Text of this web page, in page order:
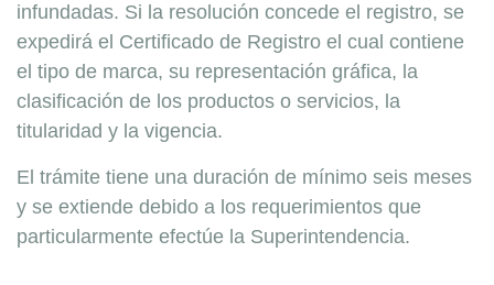
infundadas. Si la resolución concede el registro, se
expedirá el Certificado de Registro el cual contiene
el tipo de marca, su representación gráfica, la
clasificación de los productos o servicios, la
titularidad y la vigencia.
El trámite tiene una duración de mínimo seis meses
y se extiende debido a los requerimientos que
particularmente efectúe la Superintendencia.